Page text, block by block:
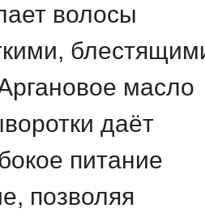
волосы
масло
даёт
питание
позволяя